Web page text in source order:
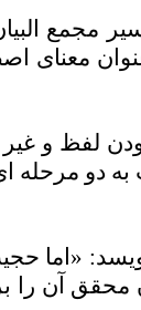
مجمع
لفظ و
به دو
«اما
آن را